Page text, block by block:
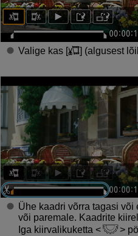
Valige kas [ ] (algusest
Ühe kaadri võrra tagasi
või paremale. Kaadrite
Iga kiirvalikuketta